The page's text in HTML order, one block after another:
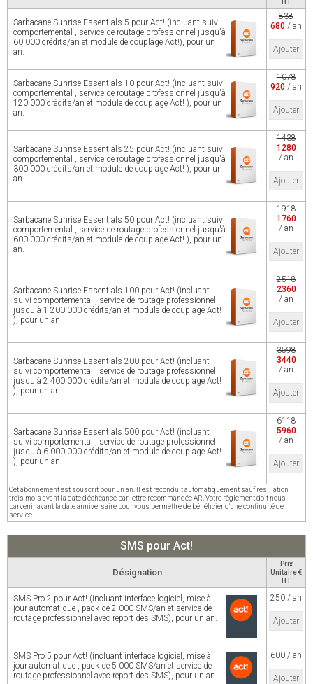
HT
Sarbacane Sunrise Essentials 5 pour Act! (incluant suivi
comportemental , service de routage professionnel jusqu'à
60 000 crédits/an et module de couplage Act!), pour un
an.
838
680 / an
Ajouter
Sarbacane Sunrise Essentials 10 pour Act! (incluant suivi
comportemental , service de routage professionnel jusqu'à
120 000 crédits/an et module de couplage Act! ), pour un
an.
1078
920 / an
Ajouter
Sarbacane Sunrise Essentials 25 pour Act! (incluant suivi
comportemental , service de routage professionnel jusqu'à
300 000 crédits/an et module de couplage Act! ), pour un
an.
1438
1280
/ an
Ajouter
Sarbacane Sunrise Essentials 50 pour Act! (incluant suivi
comportemental , service de routage professionnel jusqu'à
600 000 crédits/an et module de couplage Act! ), pour un
an.
1918
1760
/ an
Ajouter
Sarbacane Sunrise Essentials 100 pour Act! (incluant
suivi comportemental , service de routage professionnel
jusqu'à 1 200 000 crédits/an et module de couplage Act!
), pour un an.
2518
2360
/ an
Ajouter
Sarbacane Sunrise Essentials 200 pour Act! (incluant
suivi comportemental , service de routage professionnel
jusqu'à 2 400 000 crédits/an et module de couplage Act!
), pour un an.
3598
3440
/ an
Ajouter
Sarbacane Sunrise Essentials 500 pour Act! (incluant
suivi comportemental , service de routage professionnel
jusqu'à 6 000 000 crédits/an et module de couplage Act!
), pour un an.
6118
5960
/ an
Ajouter
Cet abonnement est souscrit pour un an. Il est reconduit automatiquement sauf résiliation
trois mois avant la date d'échéance par lettre recommandée AR. Votre règlement doit nous
parvenir avant la date anniversaire pour vous permettre de bénéficier d'une continuité de
service.
SMS pour Act!
Désignation
Prix
Unitaire €
HT
SMS Pro 2 pour Act! (incluant interface logiciel, mise à
jour automatique , pack de 2 000 SMS/an et service de
routage professionnel avec report des SMS), pour un an.
250 / an
Ajouter
SMS Pro 5 pour Act! (incluant interface logiciel, mise à
jour automatique , pack de 5 000 SMS/an et service de
routage professionnel avec report des SMS), pour un an.
600 / an
Ajouter